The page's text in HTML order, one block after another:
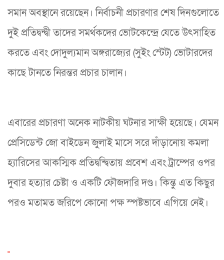
সমান অবস্থানে রয়েছেন। নির্বাচনী প্রচারণার শেষ দিনগুলোতে
দুই প্রতিদ্বন্দ্বী তাদের সমর্থকদের ভোটকেন্দ্রে যেতে উৎসাহিত
করতে এবং দোদুল্যমান অঙ্গরাজ্যের (সুইং স্টেট) ভোটারদের
কাছে টানতে নিরন্তর প্রচার চালান।
এবারের প্রচারণা অনেক নাটকীয় ঘটনার সাক্ষী হয়েছে। যেমন
প্রেসিডেন্ট জো বাইডেন জুলাই মাসে সরে দাঁড়ানোয় কমলা
হ্যারিসের আকস্মিক প্রতিদ্বন্দ্বিতায় প্রবেশ এবং ট্রাম্পের ওপর
দুবার হত্যার চেষ্টা ও একটি ফৌজদারি দণ্ড। কিন্তু এত কিছুর
পরও মতামত জরিপে কোনো পক্ষ স্পষ্টভাবে এগিয়ে নেই।